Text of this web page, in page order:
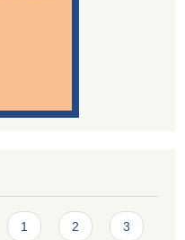
1 2
3